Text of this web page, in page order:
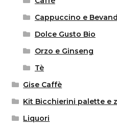
Cappuccino e
Dolce Gusto Bio
Orzo e Ginseng
Tè
Gise Caffè
Kit Bicchierini palette e
Liquori